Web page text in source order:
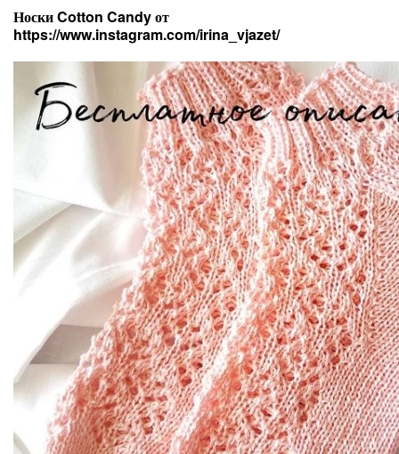
Носки Cotton Candy от
https://www.instagram.com/irina_vjazet/